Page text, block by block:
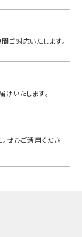
ご対応いたします。
けいたします。
ぜひご活用くださ